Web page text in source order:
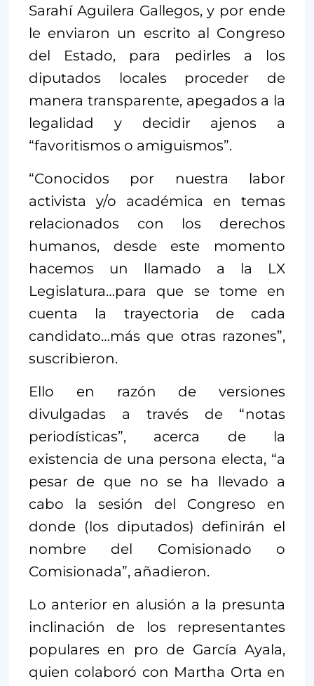
Sarahí Aguilera Gallegos, y por ende
le enviaron un escrito al Congreso
del Estado, para pedirles a los
diputados locales proceder de
manera transparente, apegados a la
legalidad y decidir ajenos a
“favoritismos o amiguismos”.
“Conocidos por nuestra labor
activista y/o académica en temas
relacionados con los derechos
humanos, desde este momento
hacemos un llamado a la LX
Legislatura…para que se tome en
cuenta la trayectoria de cada
candidato…más que otras razones”,
suscribieron.
Ello en razón de versiones
divulgadas a través de “notas
periodísticas”, acerca de la
existencia de una persona electa, “a
pesar de que no se ha llevado a
cabo la sesión del Congreso en
donde (los diputados) definirán el
nombre del Comisionado o
Comisionada”, añadieron.
Lo anterior en alusión a la presunta
inclinación de los representantes
populares en pro de García Ayala,
quien colaboró con Martha Orta en